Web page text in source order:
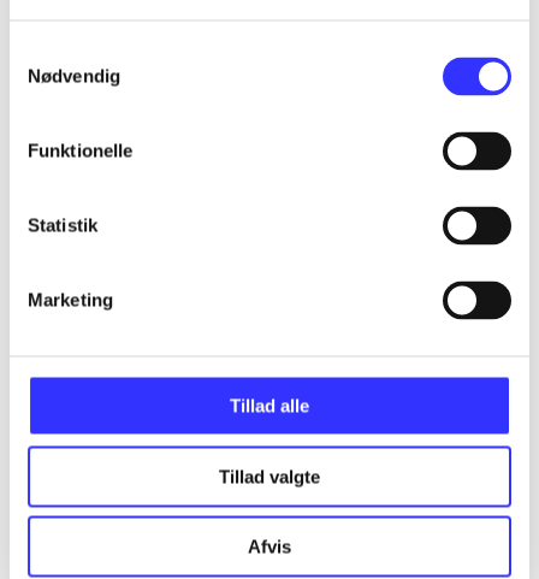
Nødvendig
Funktionelle
Statistik
Marketing
Tillad alle
Tillad valgte
Afvis